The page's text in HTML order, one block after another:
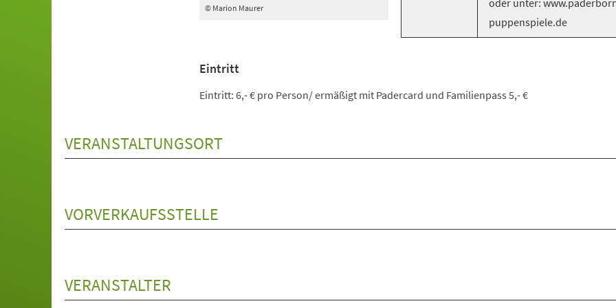
© Marion Maurer
oder unter:
puppenspiele.de
Eintritt
Eintritt: 6,- € pro Person/ ermäßigt mit Padercard und Familienpass 5,- €
VERANSTALTUNGSORT
VORVERKAUFSSTELLE
VERANSTALTER